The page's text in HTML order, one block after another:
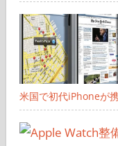
米国で初代iPhoneが